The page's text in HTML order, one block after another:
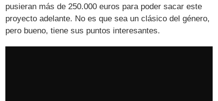
pusieran más de 250.000 euros para poder sacar este
proyecto adelante. No es que sea un clásico del género,
pero bueno, tiene sus puntos interesantes.